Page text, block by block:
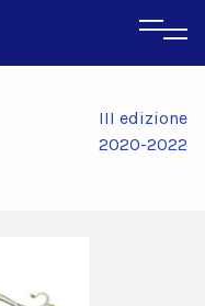
III edizione
2020-2022